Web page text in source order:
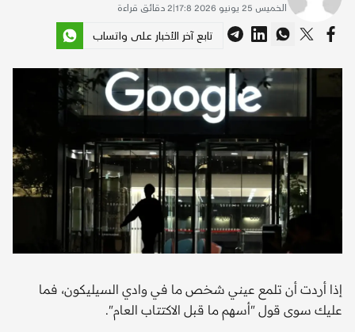
الخميس 25 يونيو 2026 17:8 |
2 دقائق قراءة
تابع آخر الأخبار على واتساب
إذا أردت أن تلمع عيني شخص ما في وادي السيليكون، فما
عليك سوى قول "أسهم ما قبل الاكتتاب العام".